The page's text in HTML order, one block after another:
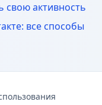
свою активность
все способы